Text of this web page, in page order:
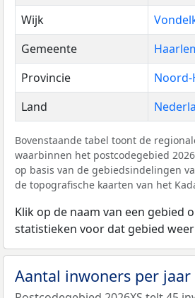
Wijk
Gemeente
Provincie
Land
Bovenstaande tabel toont de
waarbinnen het postcodegebied
op basis van de gebiedsindelingen
de topografische kaarten van het
Klik op de naam van een gebied
statistieken voor dat gebied
Aantal inwoners per jaar